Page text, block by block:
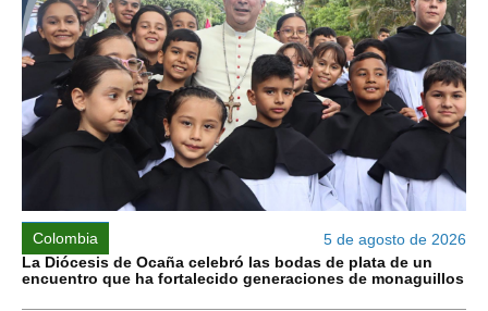
Colombia
5 de agosto de 2026
La Diócesis de Ocaña celebró las bodas de plata de un
encuentro que ha fortalecido generaciones de monaguillos